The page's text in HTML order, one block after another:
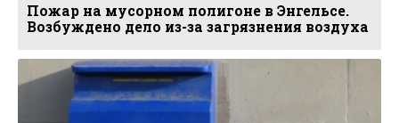
Пожар на мусорном полигоне в Энгельсе.
Возбуждено дело из-за загрязнения воздуха